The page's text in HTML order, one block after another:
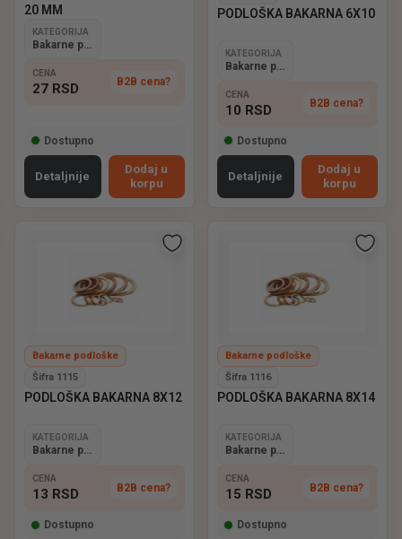
20 MM
KATEGORIJA
CENA
27 RSD B2B cena?
Dostupno
Detaljnije
Dodaj u
korpu
PODLOŠKA BAKARNA 6X10
KATEGORIJA
CENA
10 RSD B2B cena?
Dostupno
Detaljnije
Dodaj u
korpu
Bakarne podloške
Šifra 1115
PODLOŠKA BAKARNA 8X12
KATEGORIJA
Bakarne podloške
CENA
13 RSD B2B cena?
Dostupno
Bakarne podloške
Šifra 1116
PODLOŠKA BAKARNA 8X14
KATEGORIJA
Bakarne podloške
CENA
15 RSD B2B cena?
Dostupno